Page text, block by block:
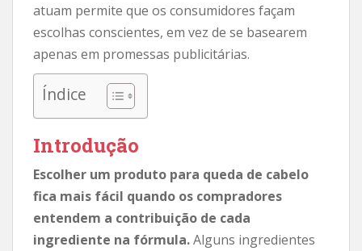
atuam permite que os consumidores façam
escolhas conscientes, em vez de se basearem
apenas em promessas publicitárias.
Índice
Introdução
Escolher um produto para queda de cabelo
fica mais fácil quando os compradores
entendem a contribuição de cada
ingrediente na fórmula.Alguns ingredientes